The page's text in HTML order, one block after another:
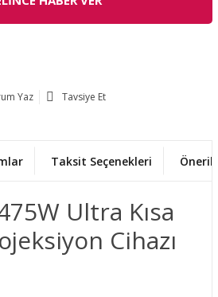
Yaz Tavsiye Et
Taksit Seçenekleri
Ultra Kısa
Cihazı